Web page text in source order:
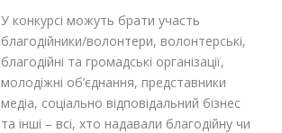
У конкурсі можуть брати участь
благодійники/волонтери, волонтерські,
благодійні та громадські організації,
молодіжні об’єднання, представники
медіа, соціально відповідальний бізнес
та інші – всі, хто надавали благодійну чи